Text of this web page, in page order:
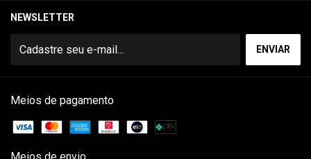
NEWSLETTER
Meios de pagamento